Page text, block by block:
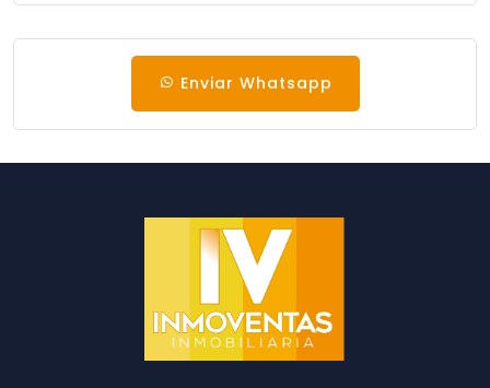
Enviar Whatsapp